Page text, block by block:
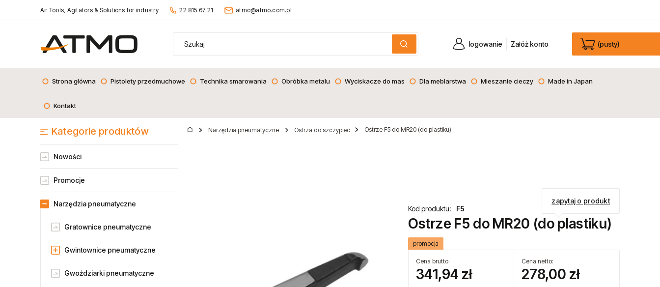
Air Tools, Agitators & Solutions for industry 22 815 67 21 atmo@atmo.com.pl
(pusty)
Załóż konto
logowanie
Strona główna Pistolety przedmuchowe Technika smarowania Obróbka metalu Wyciskacze do mas Dla meblarstwa Mieszanie cieczy Made in Japan
Kontakt
Kategorie produktów
Narzędzia pneumatyczne
Gratownice pneumatyczne
Gwintownice pneumatyczne
Gwoździarki pneumatyczne
Nowości
Promocje
Narzędzia pneumatyczne Ostrza do szczypiec Ostrze F5 do MR20 (do plastiku)
Ostrze F5 do MR20 (do plastiku)
promocja
Cena brutto:
341,94 zł
Cena netto:
278,00 zł
Kod produktu: F5
zapytaj o produkt